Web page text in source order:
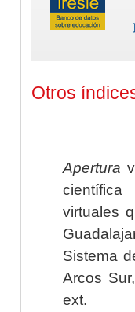
Otros
Apertura
científica
virtuales
Sistema
Arcos